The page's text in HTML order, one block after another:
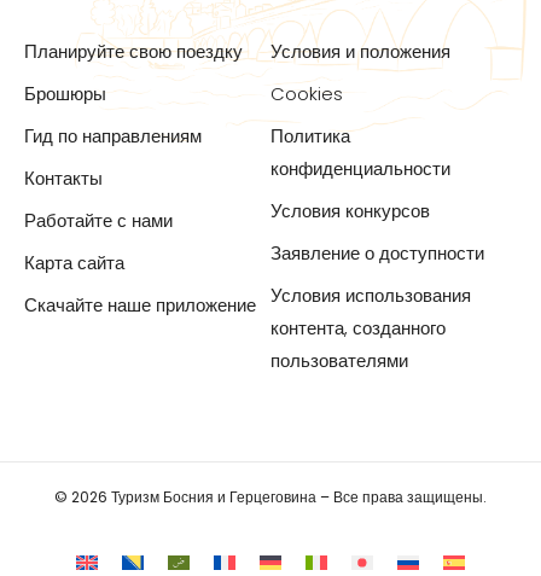
Планируйте свою поездку
Брошюры
Гид по направлениям
Контакты
Работайте с нами
Карта сайта
Скачайте наше приложение
Условия и положения
Cookies
Политика
конфиденциальности
Условия конкурсов
Заявление о доступности
Условия использования
контента, созданного
пользователями
© 2026 Туризм Босния и Герцеговина – Все права защищены.